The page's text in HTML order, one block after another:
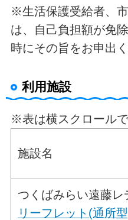
※生活保護受給者、
は、自己負担額が免
時にその旨をお申出く
利用施設
※表は横スクロールで
施設名
つくばみらい遠藤レ
リーフレット(通所